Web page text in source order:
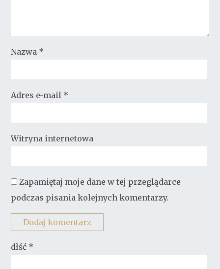
Nazwa *
Adres e-mail *
Witryna internetowa
Zapamiętaj moje dane w tej przeglądarce
podczas pisania kolejnych komentarzy.
dłść *